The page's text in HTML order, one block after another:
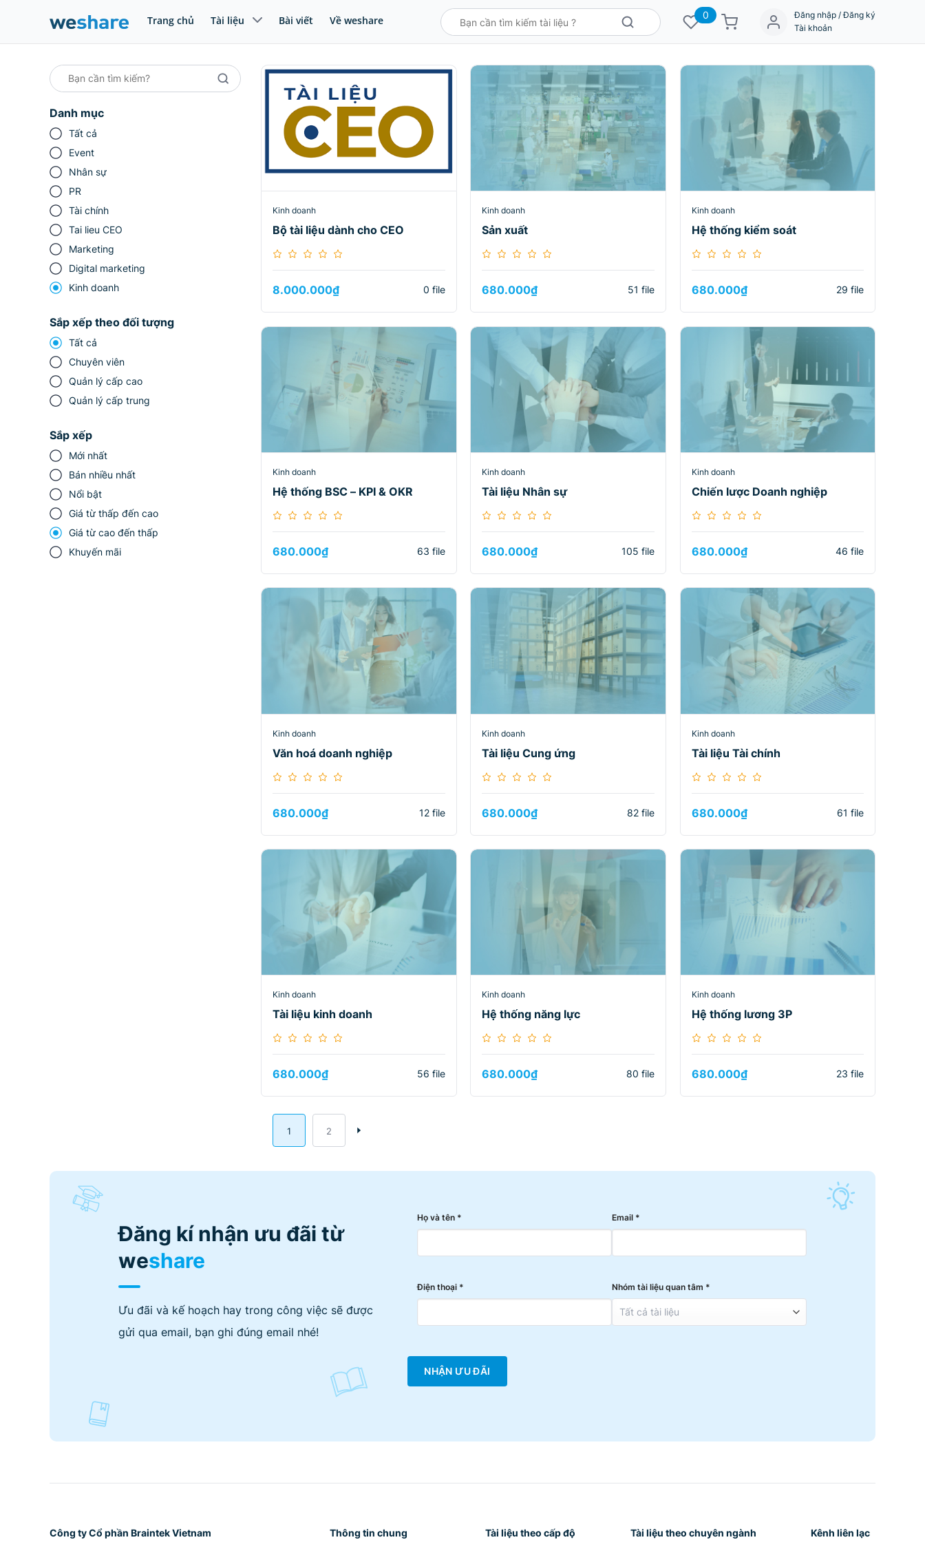
Trang chủ Tài liệu Bài viết Về weshare 0
Đăng nhập / Đăng ký
Tài khoản
Danh mục
Tất cả
Event
Nhân sự
PR
Tài chính
Tai lieu CEO
Marketing
Digital marketing
Kinh doanh
Sắp xếp theo đối tượng
Tất cả
Chuyên viên
Quản lý cấp cao
Quản lý cấp trung
Sắp xếp
Mới nhất
Bán nhiều nhất
Nổi bật
Giá từ thấp đến cao
Giá từ cao đến thấp
Khuyến mãi
Kinh doanh
Bộ tài liệu dành cho CEO
8.000.000₫ 0 file
Kinh doanh
Sản xuất
680.000₫ 51 file
Kinh doanh
Hệ thống kiểm soát
680.000₫ 29 file
Kinh doanh
Hệ thống BSC – KPI & OKR
680.000₫ 63 file
Kinh doanh
Tài liệu Nhân sự
680.000₫ 105 file
Kinh doanh
Chiến lược Doanh nghiệp
680.000₫ 46 file
Kinh doanh
Văn hoá doanh nghiệp
680.000₫ 12 file
Kinh doanh
Tài liệu Cung ứng
680.000₫ 82 file
Kinh doanh
Tài liệu Tài chính
680.000₫ 61 file
Kinh doanh
Tài liệu kinh doanh
680.000₫ 56 file
Kinh doanh
Hệ thống năng lực
680.000₫ 80 file
Kinh doanh
Hệ thống lương 3P
680.000₫ 23 file
1 2
Đăng kí nhận ưu đãi từ
weshare
Ưu đãi và kế hoạch hay trong công việc sẽ được
gửi qua email, bạn ghi đúng email nhé!
Họ và tên * Email *
Điện thoại * Nhóm tài liệu quan tâm *
NHẬN ƯU ĐÃI
Công ty Cổ phần Braintek Vietnam Thông tin chung Tài liệu theo cấp độ Tài liệu theo chuyên ngành Kênh liên lạc